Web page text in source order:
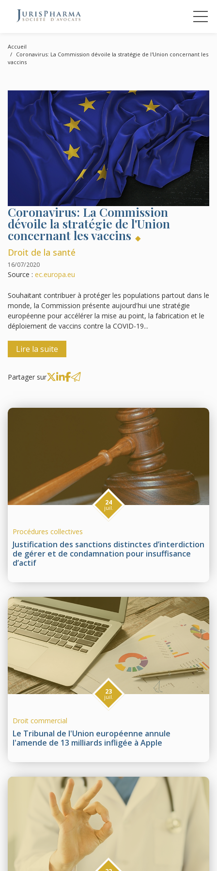
Accueil
Coronavirus: La Commission dévoile la stratégie de l'Union concernant les
vaccins
Coronavirus: La Commission
dévoile la stratégie de l'Union
concernant les vaccins
Droit de la santé
16/07/2020
Source : ec.europa.eu
Souhaitant contribuer à protéger les populations partout dans le
monde, la Commission présente aujourd'hui une stratégie
européenne pour accélérer la mise au point, la fabrication et le
déploiement de vaccins contre la COVID-19...
Lire la suite
Partager sur
Justification des sanctions distinctes d’interdiction
de gérer et de condamnation pour insuffisance
d’actif
24
juil.
Procédures collectives
Le Tribunal de l'Union européenne annule
l'amende de 13 milliards infligée à Apple
23
juil.
Droit commercial